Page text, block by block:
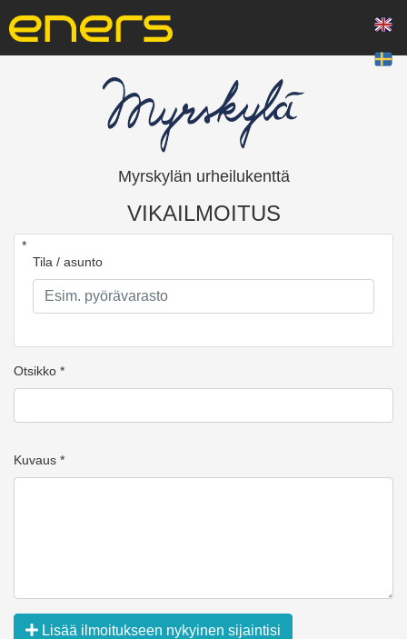
Myrskylän urheilukenttä
VIKAILMOITUS
*
Tila / asunto
Otsikko *
Kuvaus *
Lisää ilmoitukseen nykyinen sijaintisi